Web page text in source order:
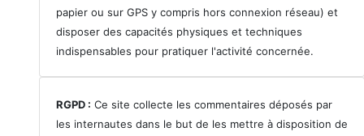
papier ou sur GPS y compris hors connexion réseau) et
disposer des capacités physiques et techniques
indispensables pour pratiquer l'activité concernée.
RGPD : Ce site collecte les commentaires déposés par
les internautes dans le but de les mettre à disposition de